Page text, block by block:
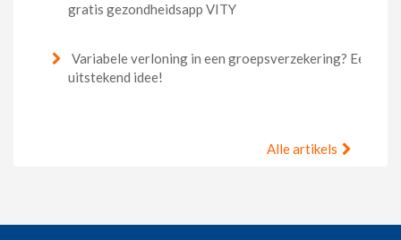
gratis gezondheidsapp VITY
Variabele verloning in een groepsverzekering? Een
uitstekend idee!
Alle artikels